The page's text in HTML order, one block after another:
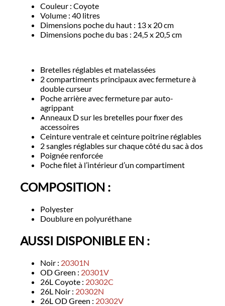
Couleur : Coyote
Volume : 40 litres
Dimensions poche du haut : 13 x 20 cm
Dimensions poche du bas : 24,5 x 20,5 cm
Bretelles réglables et matelassées
2 compartiments principaux avec fermeture à
double curseur
Poche arrière avec fermeture par auto-
agrippant
Anneaux D sur les bretelles pour fixer des
accessoires
Ceinture ventrale et ceinture poitrine réglables
2 sangles réglables sur chaque côté du sac à dos
Poignée renforcée
Poche filet à l’intérieur d’un compartiment
COMPOSITION :
Polyester
Doublure en polyuréthane
AUSSI DISPONIBLE EN :
Noir : 20301N
OD Green : 20301V
26L Coyote : 20302C
26L Noir : 20302N
26L OD Green : 20302V